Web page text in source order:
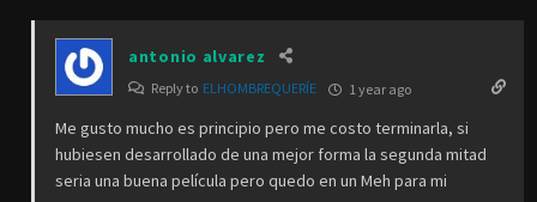
antonio alvarez
Reply to ELHOMBREQUERÍE 1 year ago
Me gusto mucho es principio pero me costo terminarla, si
hubiesen desarrollado de una mejor forma la segunda mitad
seria una buena película pero quedo en un Meh para mi